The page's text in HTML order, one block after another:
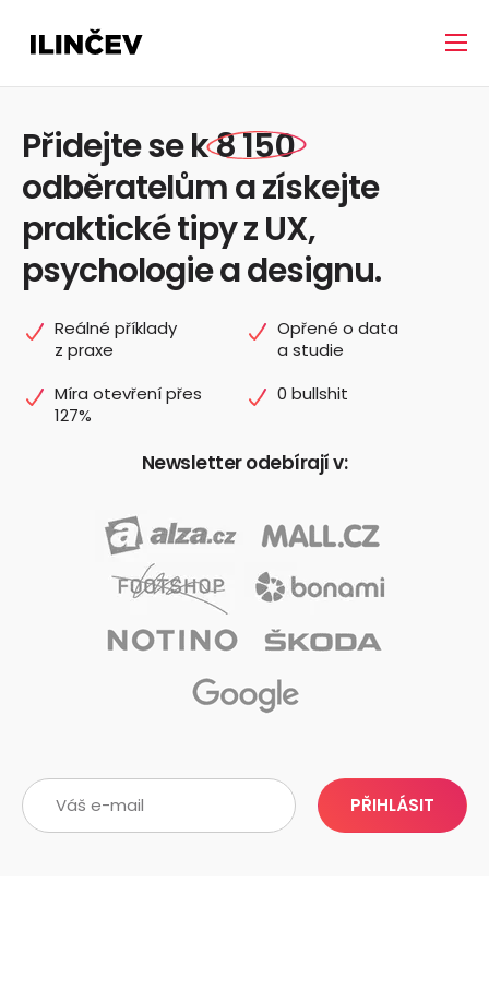
Přidejte se k8 150
odběratelům a získejte
praktické tipy z UX,
psychologie a designu.
Reálné příklady
z praxe
Opřené o data
a studie
Míra otevření přes
127%
0 bullshit
Newsletter odebírají v: